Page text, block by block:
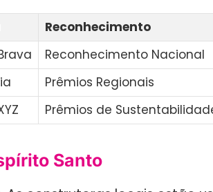
Reconhecimento
Reconhecimento Nacional
Prêmios Regionais
Prêmios de
Santo